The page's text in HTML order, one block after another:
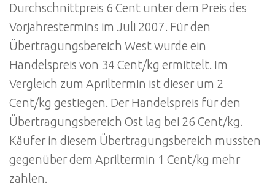
Durchschnittpreis 6 Cent unter dem Preis des
Vorjahrestermins im Juli 2007. Für den
Übertragungsbereich West wurde ein
Handelspreis von 34 Cent/kg ermittelt. Im
Vergleich zum Apriltermin ist dieser um 2
Cent/kg gestiegen. Der Handelspreis für den
Übertragungsbereich Ost lag bei 26 Cent/kg.
Käufer in diesem Übertragungsbereich mussten
gegenüber dem Apriltermin 1 Cent/kg mehr
zahlen.